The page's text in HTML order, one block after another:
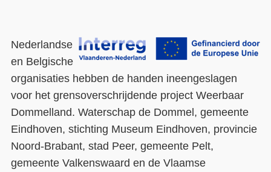
Nederlandse
en Belgische
organisaties hebben de handen ineengeslagen
voor het grensoverschrijdende project Weerbaar
Dommelland. Waterschap de Dommel, gemeente
Eindhoven, stichting Museum Eindhoven, provincie
Noord-Brabant, stad Peer, gemeente Pelt,
gemeente Valkenswaard en de Vlaamse
Contact
Over ons
LIFE-IP Klimaatadaptatie
Weerbaar Dommelland